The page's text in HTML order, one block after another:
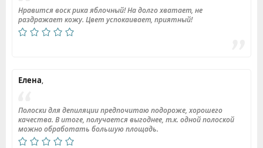
Нравится воск рика яблочный! На долго хватает, не
раздражает кожу. Цвет успокаивает, приятный!
Елена,
Полоски для депиляции предпочитаю подороже, хорошего
качества. В итоге, получается выгоднее, т.к. одной полоской
можно обработать большую площадь.